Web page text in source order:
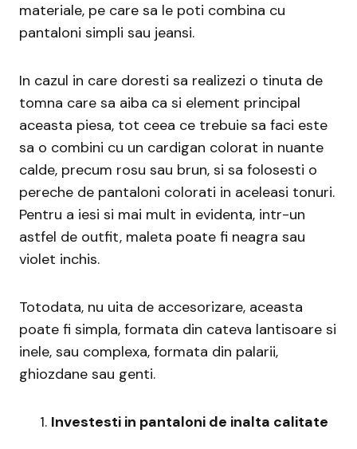
materiale, pe care sa le poti combina cu
pantaloni simpli sau jeansi.
In cazul in care doresti sa realizezi o tinuta de
tomna care sa aiba ca si element principal
aceasta piesa, tot ceea ce trebuie sa faci este
sa o combini cu un cardigan colorat in nuante
calde, precum rosu sau brun, si sa folosesti o
pereche de pantaloni colorati in aceleasi tonuri.
Pentru a iesi si mai mult in evidenta, intr-un
astfel de outfit, maleta poate fi neagra sau
violet inchis.
Totodata, nu uita de accesorizare, aceasta
poate fi simpla, formata din cateva lantisoare si
inele, sau complexa, formata din palarii,
ghiozdane sau genti.
Investesti in pantaloni de inalta calitate